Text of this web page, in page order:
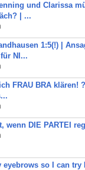
und Clarissa
| ...
1:5(!) |
NI...
FRAU BRA klären!
wenn DIE PARTEI
eyebrows so I can try